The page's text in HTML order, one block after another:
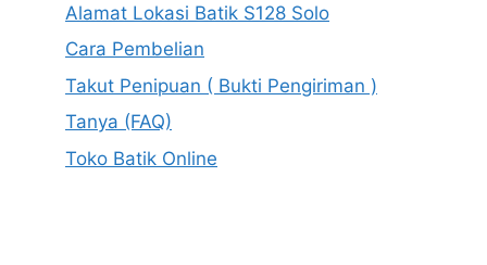
Alamat Lokasi Batik S128 Solo
Cara Pembelian
Takut Penipuan ( Bukti Pengiriman )
Tanya (FAQ)
Toko Batik Online